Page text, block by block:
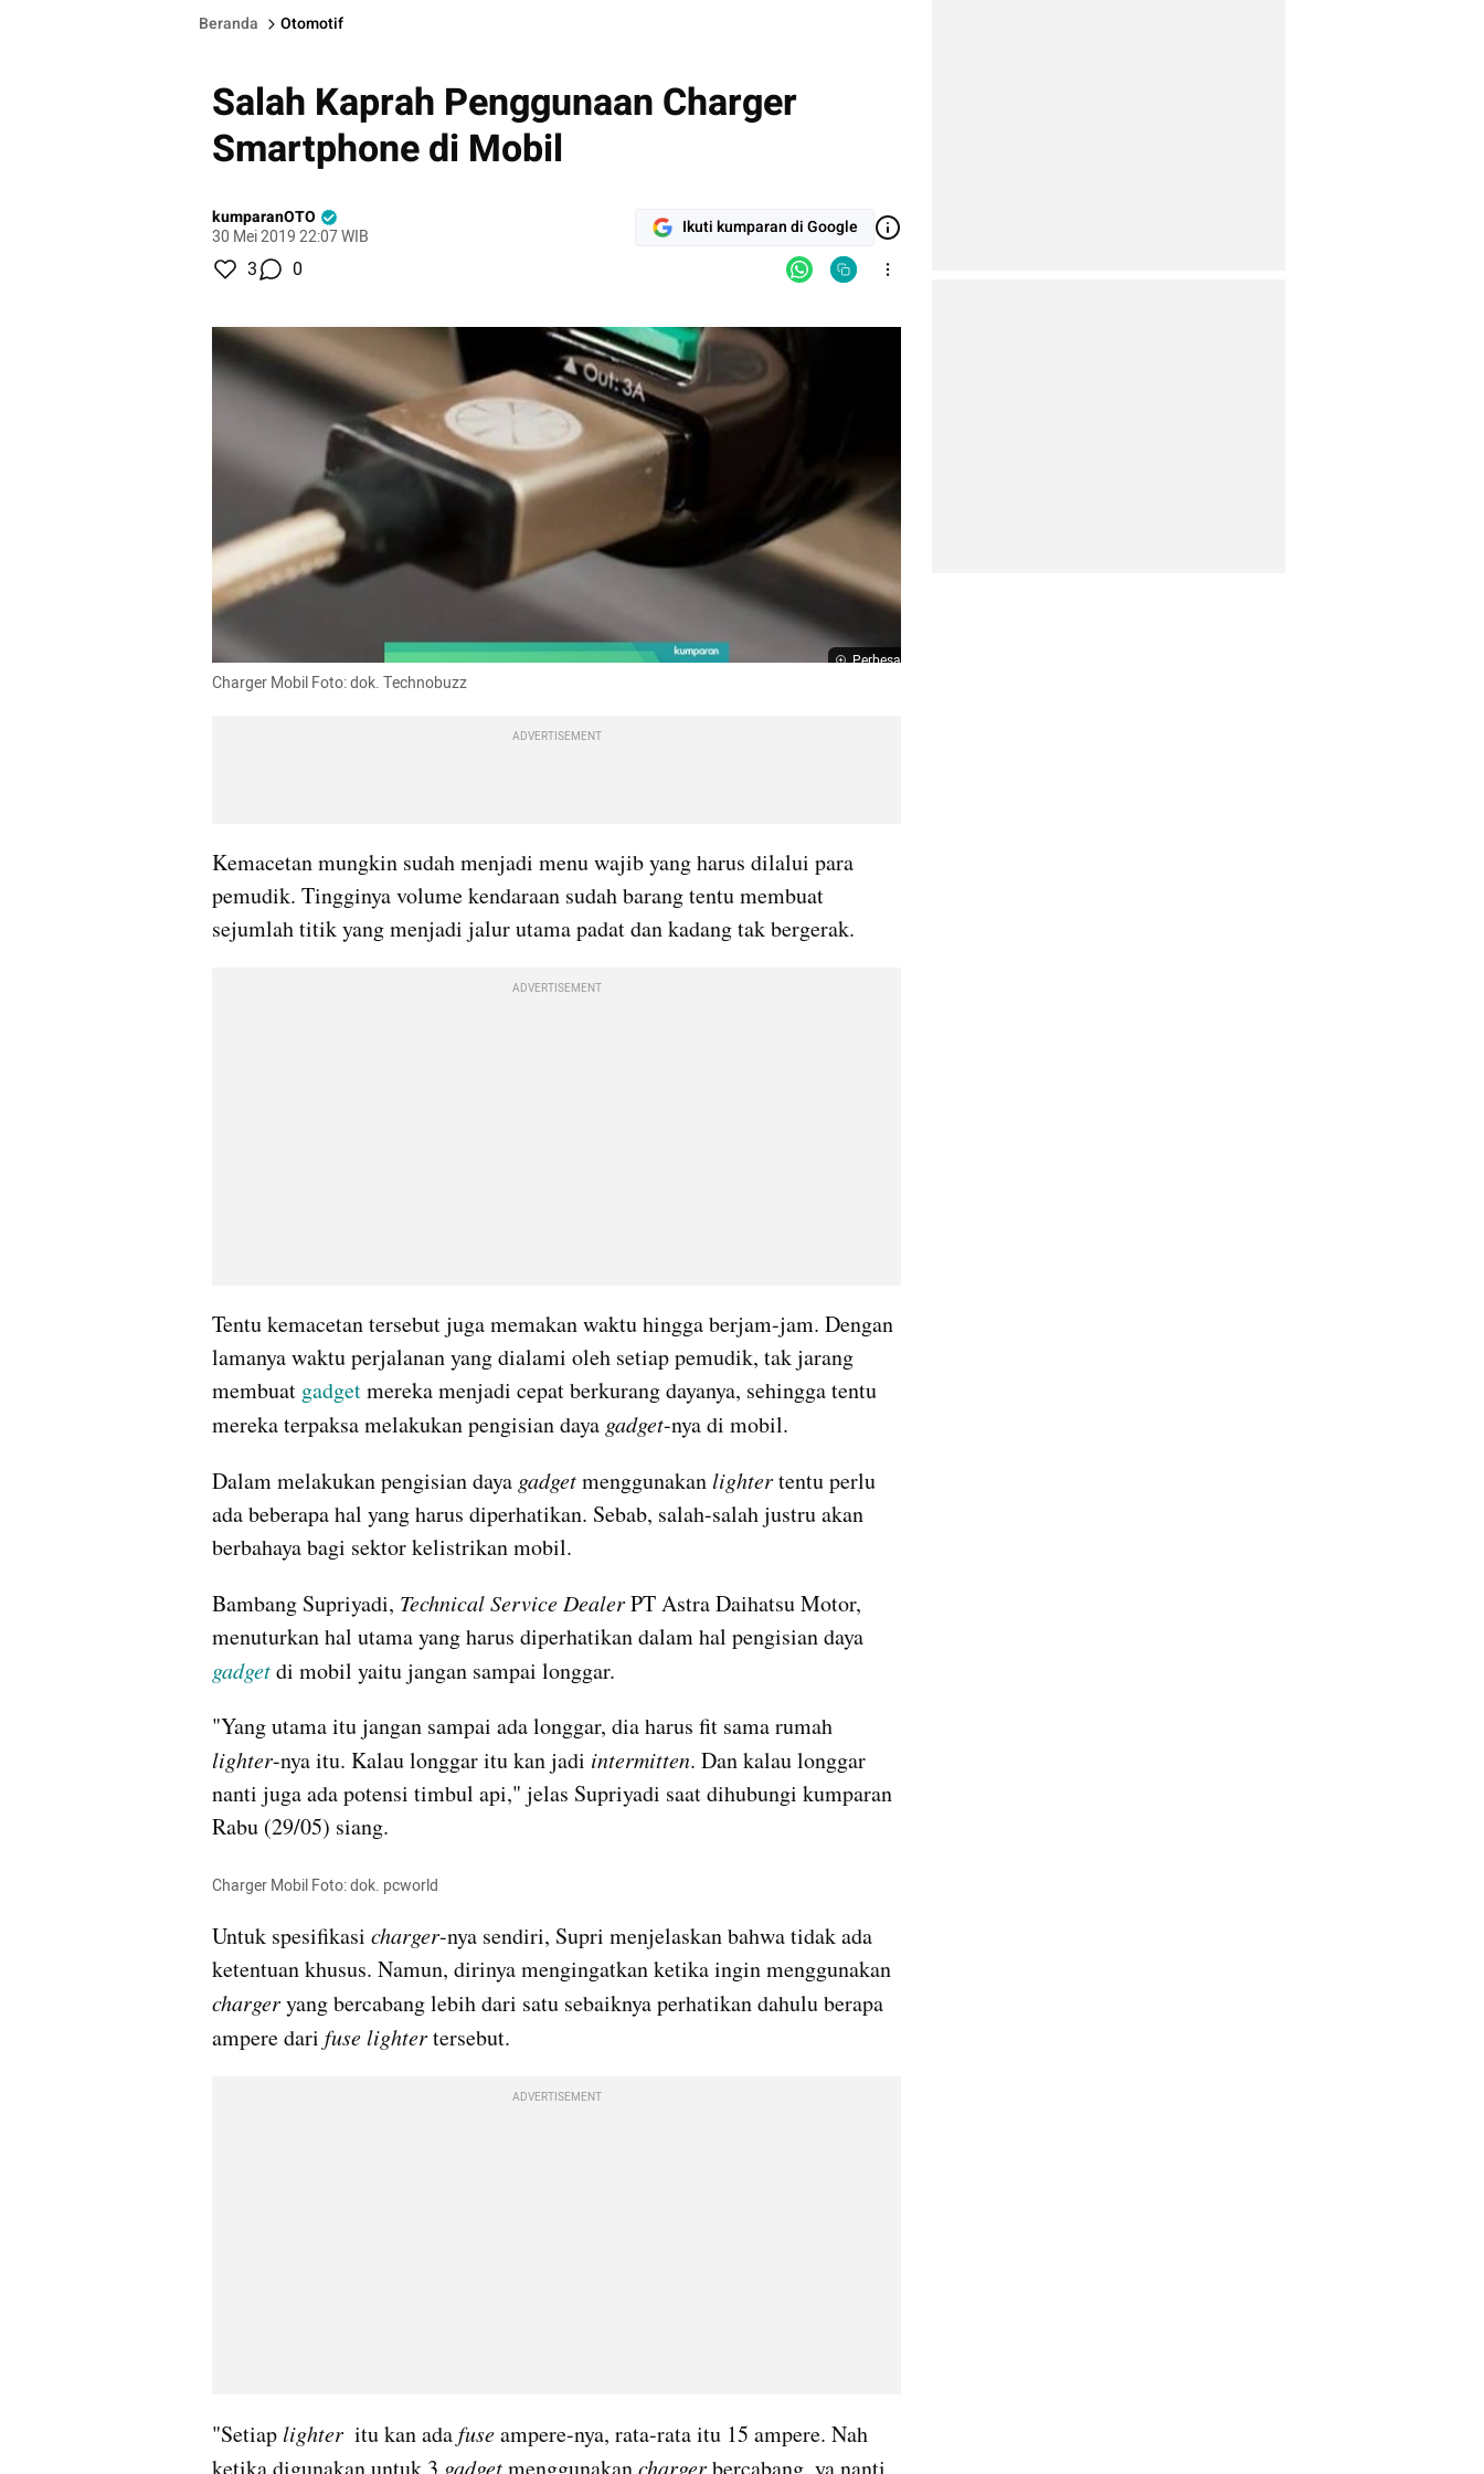
Beranda Otomotif
Salah Kaprah Penggunaan Charger
Smartphone di Mobil
kumparanOTO
30 Mei 2019 22:07 WIB
Ikuti kumparan di Google
3 0
Perbesar
Charger Mobil Foto: dok. Technobuzz
ADVERTISEMENT
Kemacetan mungkin sudah menjadi menu wajib yang harus dilalui para
pemudik. Tingginya volume kendaraan sudah barang tentu membuat
sejumlah titik yang menjadi jalur utama padat dan kadang tak bergerak.
ADVERTISEMENT
Tentu kemacetan tersebut juga memakan waktu hingga berjam-jam. Dengan
lamanya waktu perjalanan yang dialami oleh setiap pemudik, tak jarang
membuat gadget mereka menjadi cepat berkurang dayanya, sehingga tentu
mereka terpaksa melakukan pengisian daya gadget-nya di mobil.
Dalam melakukan pengisian daya gadget menggunakan lighter tentu perlu
ada beberapa hal yang harus diperhatikan. Sebab, salah-salah justru akan
berbahaya bagi sektor kelistrikan mobil.
Bambang Supriyadi, Technical Service Dealer PT Astra Daihatsu Motor,
gadget di mobil yaitu jangan sampai longgar.
lighter-nya itu. Kalau longgar itu kan jadi intermitten. Dan kalau longgar
nanti juga ada potensi timbul api," jelas Supriyadi saat dihubungi kumparan
Rabu (29/05) siang.
Charger Mobil Foto: dok. pcworld
Untuk spesifikasi charger-nya sendiri, Supri menjelaskan bahwa tidak ada
charger yang bercabang lebih dari satu sebaiknya perhatikan dahulu berapa
ampere dari fuselighter tersebut.
ADVERTISEMENT
"Setiap lighter
  itu kan ada
fuseampere-nya, rata-rata itu 15 ampere. Nah
ketika digunakan untuk 3 gadget menggunakan charger bercabang, ya nanti